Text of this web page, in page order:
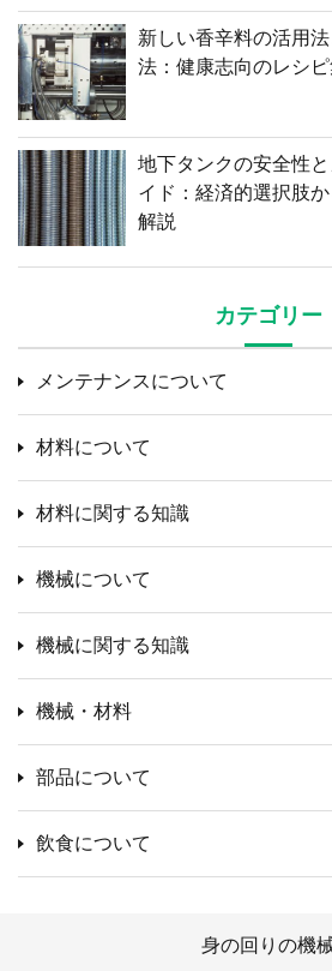
新しい香辛料の活用
法：健康志向のレシ
地下タンクの安全性
イド：経済的選択肢
解説
カテゴリー
メンテナンスについて
材料について
材料に関する知識
機械について
機械に関する知識
機械・材料
部品について
飲食について
身の回りの機